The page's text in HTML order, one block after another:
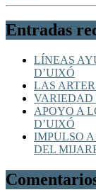
Entradas
LÍNEAS
D’UIXÓ
LAS
VARIEDAD
APOYO A
D’UIXÓ
IMPULSO
DEL